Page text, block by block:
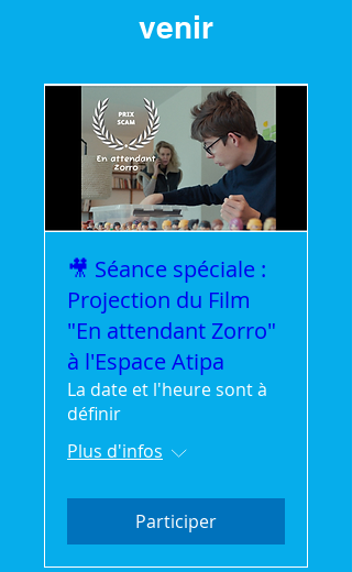
venir
🎥 Séance spéciale :
Projection du Film
"En attendant Zorro"
à l'Espace Atipa
La date et l'heure sont à
définir
Plus d'infos
Participer